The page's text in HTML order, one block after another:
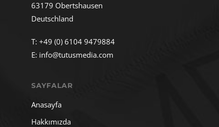
63179 Obertshausen
Deutschland
T: +49 (0) 6104 9479884
E: info@tutusmedia.com
SAYFALAR
Anasayfa
Hakkımızda